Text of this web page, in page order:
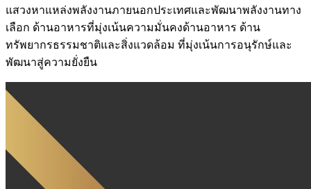
แสวงหาแหล่งพลังงานภายนอกประเทศและพัฒนาพลังงานทาง
เลือก ด้านอาหารที่มุ่งเน้นความมั่นคงด้านอาหาร ด้าน
ทรัพยากรธรรมชาติและสิ่งแวดล้อม ที่มุ่งเน้นการอนุรักษ์และ
พัฒนาสู่ความยั่งยืน